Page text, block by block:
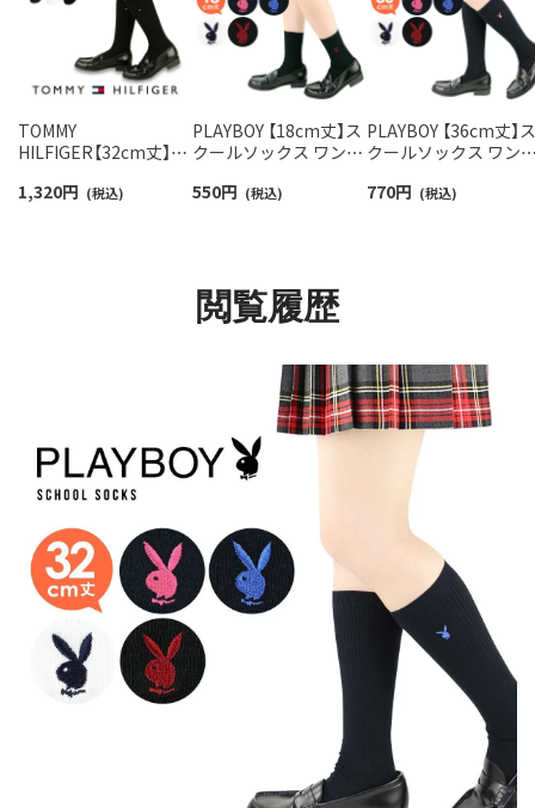
TOMMY
HILFIGER【32cm丈】ス
イント 両面刺繍 レディ
1,320円 (税込)
PLAYBOY 【18cm丈】ス
クールソックス ワンポ
ブ レディース 【365日
550円 (税込)
PLAYBOY 【36cm丈】ス
クールソックス ワン
ブ レディース 【365日
770円 (税込)
閲覧履歴